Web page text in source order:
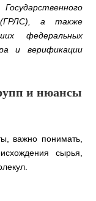
(ГРЛС), а также
федеральных
и верификации
и нюансы
важно понимать,
сырья,